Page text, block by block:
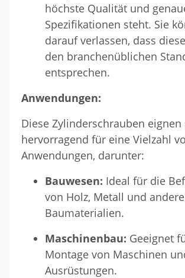
höchste Qualität und
Spezifikationen steht. Sie
darauf verlassen, dass
den branchenüblichen
entsprechen.
Anwendungen:
Diese Zylinderschrauben eignen
hervorragend für eine Vielzahl
Anwendungen, darunter:
Bauwesen: Ideal für die
von Holz, Metall und
Baumaterialien.
Maschinenbau: Geeignet
Montage von Maschinen
Ausrüstungen.